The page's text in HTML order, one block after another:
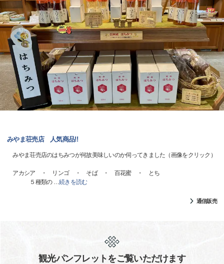
みやま荘売店 人気商品!!
みやま荘売店のはちみつが何故美味しいのか伺ってきました（画像をクリック）
アカシア ・ リンゴ ・ そば ・ 百花蜜 ・ とち
５種類の …続きを読む
通信販売
観光パンフレットをご覧いただけます